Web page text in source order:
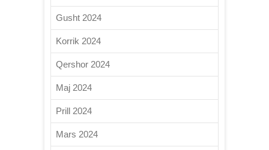
Gusht 2024
Korrik 2024
Qershor 2024
Maj 2024
Prill 2024
Mars 2024